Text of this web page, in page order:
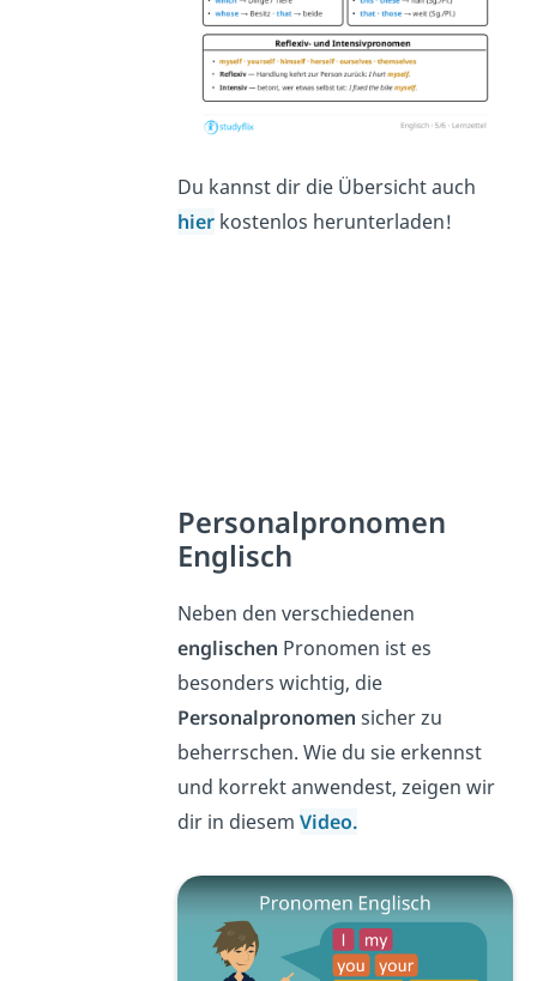
Du kannst dir die Übersicht auch
hierkostenlos herunterladen!
Personalpronomen
Englisch
Neben den verschiedenen
englischen Pronomen ist es
besonders wichtig, die
Personalpronomen sicher zu
beherrschen. Wie du sie erkennst
und korrekt anwendest, zeigen wir
dir in diesem Video.